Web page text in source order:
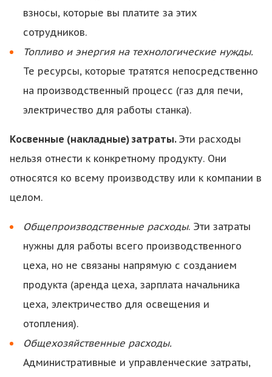
взносы, которые вы платите за этих
сотрудников.
Топливо и энергия на технологические нужды.
Те ресурсы, которые тратятся непосредственно
на производственный процесс (газ для печи,
электричество для работы станка).
Косвенные (накладные) затраты. Эти расходы
нельзя отнести к конкретному продукту. Они
относятся ко всему производству или к компании в
целом.
Общепроизводственные расходы. Эти затраты
нужны для работы всего производственного
цеха, но не связаны напрямую с созданием
продукта (аренда цеха, зарплата начальника
цеха, электричество для освещения и
отопления).
Общехозяйственные расходы.
Административные и управленческие затраты,